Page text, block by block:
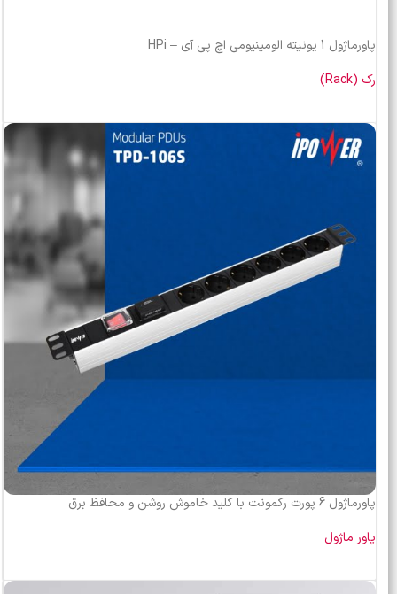
پاورماژول 1 یونیته الومینیومی اچ پی آی – HPi
رک (Rack)
پاورماژول 6 پورت رکمونت با کلید خاموش روشن و محافظ برق
پاور ماژول